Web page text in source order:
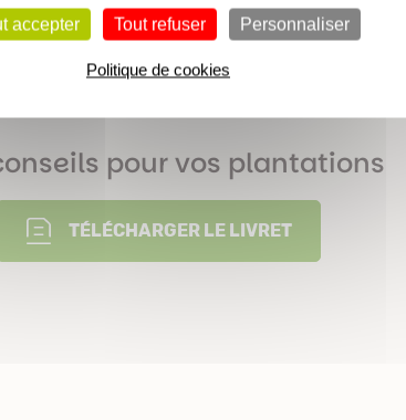
pour vos plantations
TÉLÉCHARGER LE LIVRET
accepter Tout refuser Personnaliser
Politique de cookies